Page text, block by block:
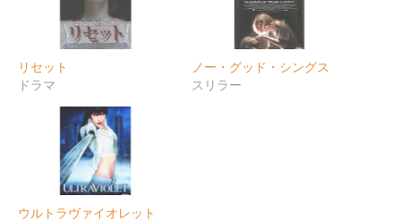
リセット
ドラマ
ノー・グッド・シングス
スリラー
ウルトラヴァイオレット